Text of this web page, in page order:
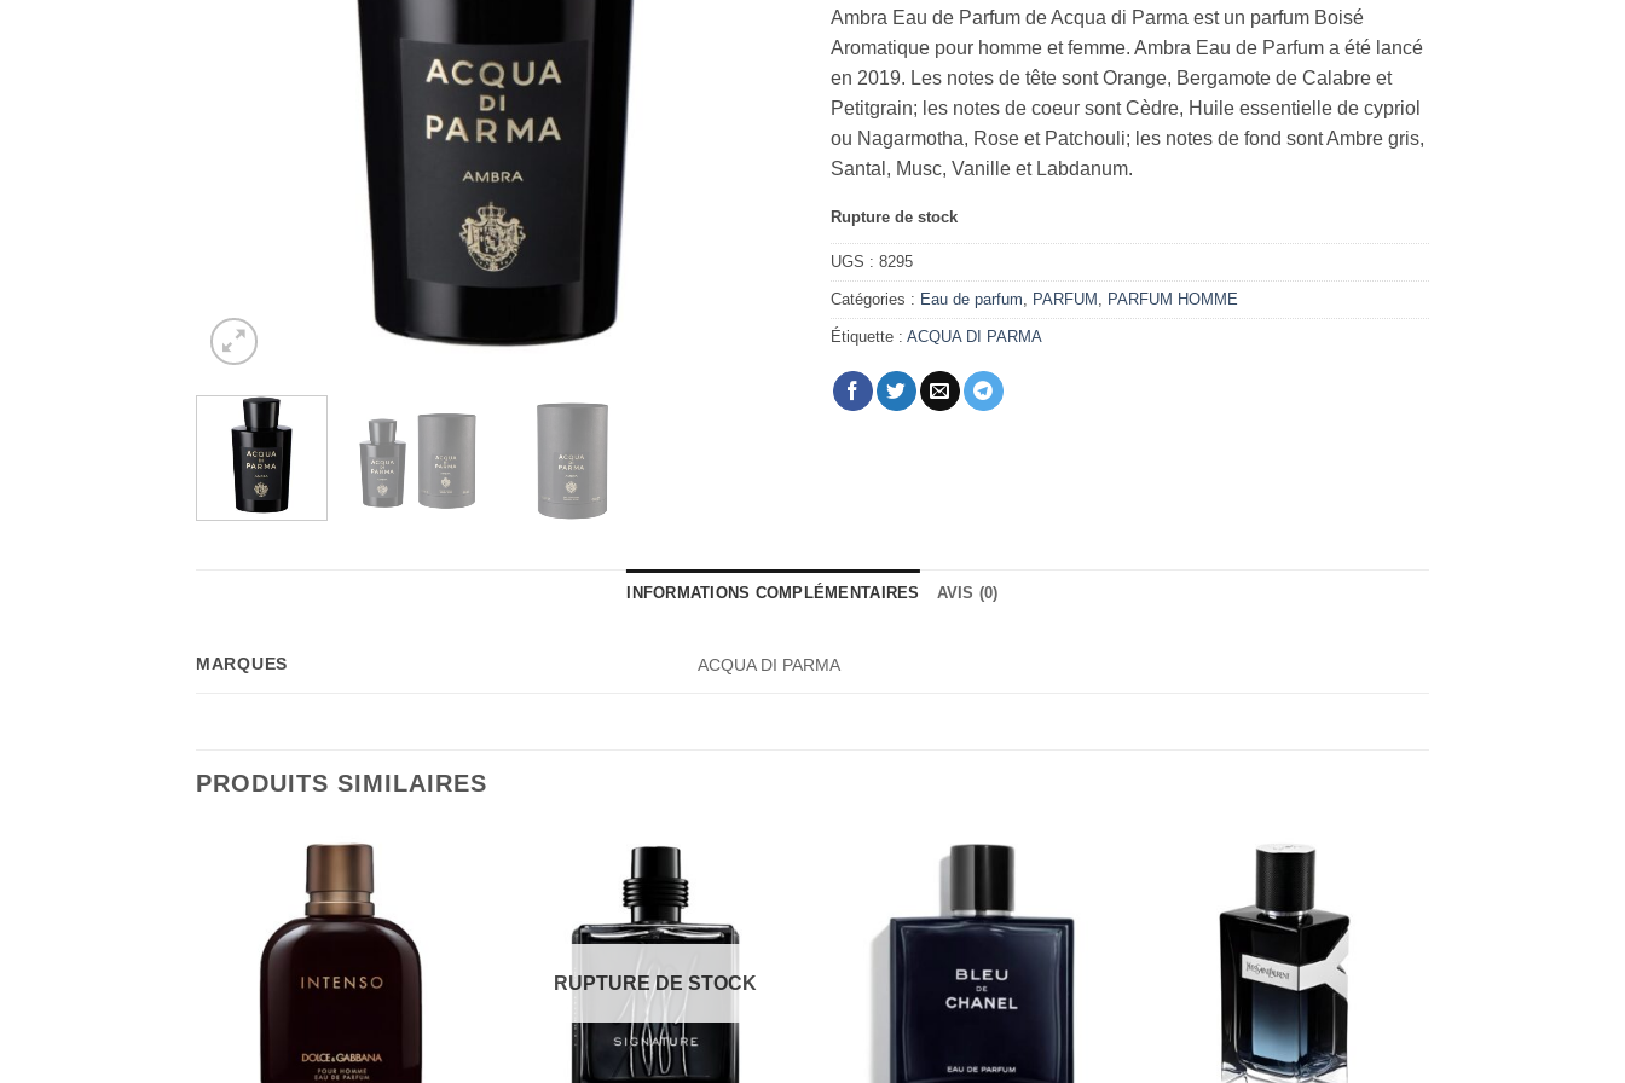
Ambra Eau de Parfum de Acqua di Parma est un parfum Boisé
Aromatique pour homme et femme. Ambra Eau de Parfum a été lancé
en 2019. Les notes de tête sont Orange, Bergamote de Calabre et
Petitgrain; les notes de coeur sont Cèdre, Huile essentielle de cypriol
ou Nagarmotha, Rose et Patchouli; les notes de fond sont Ambre gris,
Santal, Musc, Vanille et Labdanum.
Rupture de stock
UGS : 8295
Catégories : Eau de parfum, PARFUM , PARFUM HOMME
Étiquette : ACQUA DI PARMA
INFORMATIONS COMPLÉMENTAIRES AVIS (0)
MARQUES ACQUA DI PARMA
PRODUITS SIMILAIRES
RUPTURE DE STOCK